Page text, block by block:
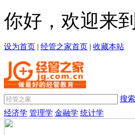
你好，欢迎来
设为首页 | 经管之家首页 | 收藏本站
搜索
经济学 管理学 金融学 统计学